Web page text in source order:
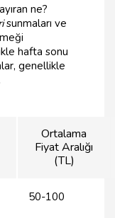
ne?
sunmaları ve
hafta sonu
genellikle
Ortalama
Fiyat Aralığı
(TL)
50-100